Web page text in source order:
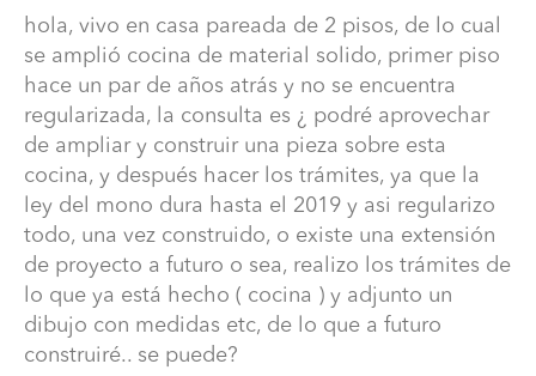
hola, vivo en casa pareada de 2 pisos, de lo cual
se amplió cocina de material solido, primer piso
hace un par de años atrás y no se encuentra
regularizada, la consulta es ¿ podré aprovechar
de ampliar y construir una pieza sobre esta
cocina, y después hacer los trámites, ya que la
ley del mono dura hasta el 2019 y asi regularizo
todo, una vez construido, o existe una extensión
de proyecto a futuro o sea, realizo los trámites de
lo que ya está hecho ( cocina ) y adjunto un
dibujo con medidas etc, de lo que a futuro
construiré.. se puede?